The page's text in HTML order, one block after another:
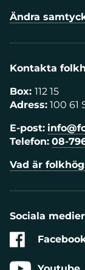
Ändra
Kontakta
Box: 112 15
Adress: 100 61
E-post:
Telefon: 08-
Vad är
Sociala medier